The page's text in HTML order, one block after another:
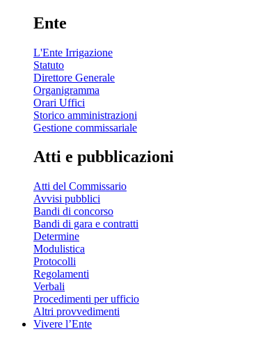
Ente
L'Ente Irrigazione
Statuto
Direttore Generale
Organigramma
Orari Uffici
Storico amministrazioni
Gestione commissariale
Atti e pubblicazioni
Atti del Commissario
Avvisi pubblici
Bandi di concorso
Bandi di gara e contratti
Determine
Modulistica
Protocolli
Regolamenti
Verbali
Procedimenti per ufficio
Altri provvedimenti
Vivere l’Ente